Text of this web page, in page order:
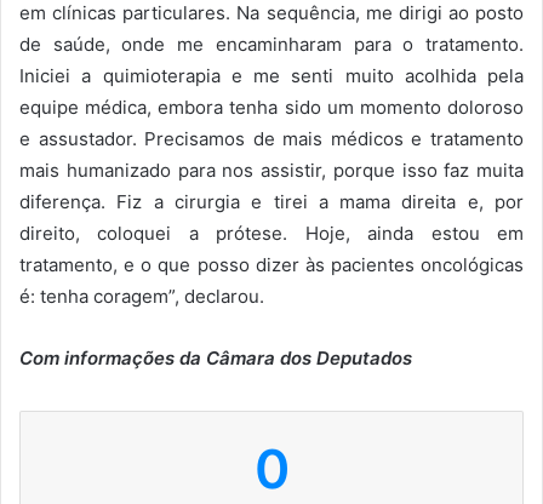
em clínicas particulares. Na sequência, me dirigi ao posto
de saúde, onde me encaminharam para o tratamento.
Iniciei a quimioterapia e me senti muito acolhida pela
equipe médica, embora tenha sido um momento doloroso
e assustador. Precisamos de mais médicos e tratamento
mais humanizado para nos assistir, porque isso faz muita
diferença. Fiz a cirurgia e tirei a mama direita e, por
direito, coloquei a prótese. Hoje, ainda estou em
tratamento, e o que posso dizer às pacientes oncológicas
é: tenha coragem”, declarou.
Com informações da Câmara dos Deputados
0